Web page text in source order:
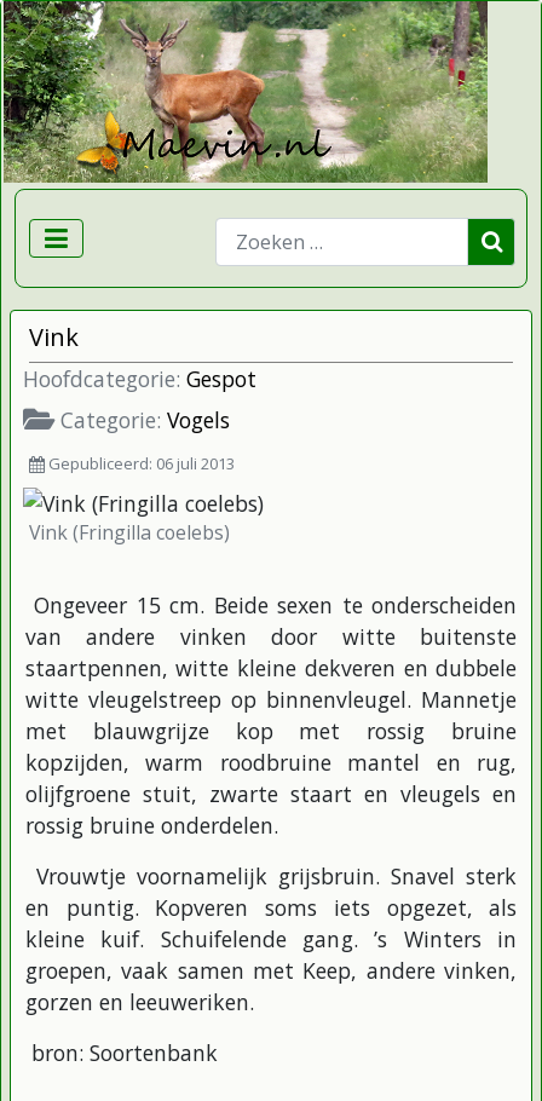
Zoeken
Vink
Hoofdcategorie: Gespot
Categorie: Vogels
Gepubliceerd: 06 juli 2013
Vink (Fringilla coelebs)
Ongeveer 15 cm. Beide sexen te onderscheiden
van andere vinken door witte buitenste
staartpennen, witte kleine dekveren en dubbele
witte vleugelstreep op binnenvleugel. Mannetje
met blauwgrijze kop met rossig bruine
kopzijden, warm roodbruine mantel en rug,
olijfgroene stuit, zwarte staart en vleugels en
rossig bruine onderdelen.
Vrouwtje voornamelijk grijsbruin. Snavel sterk
en puntig. Kopveren soms iets opgezet, als
kleine kuif. Schuifelende gang. ’s Winters in
groepen, vaak samen met Keep, andere vinken,
gorzen en leeuweriken.
bron: Soortenbank